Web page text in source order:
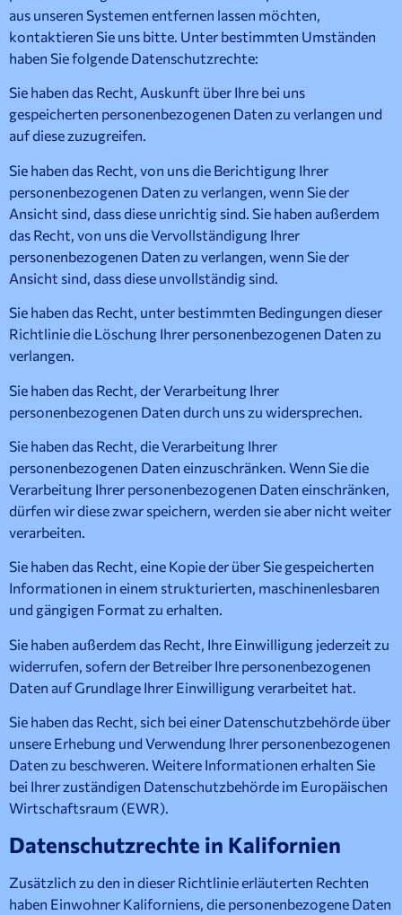
aus unseren Systemen entfernen lassen möchten,
kontaktieren Sie uns bitte. Unter bestimmten Umständen
haben Sie folgende Datenschutzrechte:
Sie haben das Recht, Auskunft über Ihre bei uns
gespeicherten personenbezogenen Daten zu verlangen und
auf diese zuzugreifen.
Sie haben das Recht, von uns die Berichtigung Ihrer
personenbezogenen Daten zu verlangen, wenn Sie der
Ansicht sind, dass diese unrichtig sind. Sie haben außerdem
das Recht, von uns die Vervollständigung Ihrer
personenbezogenen Daten zu verlangen, wenn Sie der
Ansicht sind, dass diese unvollständig sind.
Sie haben das Recht, unter bestimmten Bedingungen dieser
Richtlinie die Löschung Ihrer personenbezogenen Daten zu
verlangen.
Sie haben das Recht, der Verarbeitung Ihrer
personenbezogenen Daten durch uns zu widersprechen.
Sie haben das Recht, die Verarbeitung Ihrer
personenbezogenen Daten einzuschränken. Wenn Sie die
Verarbeitung Ihrer personenbezogenen Daten einschränken,
dürfen wir diese zwar speichern, werden sie aber nicht weiter
verarbeiten.
Sie haben das Recht, eine Kopie der über Sie gespeicherten
Informationen in einem strukturierten, maschinenlesbaren
und gängigen Format zu erhalten.
Sie haben außerdem das Recht, Ihre Einwilligung jederzeit zu
widerrufen, sofern der Betreiber Ihre personenbezogenen
Daten auf Grundlage Ihrer Einwilligung verarbeitet hat.
Sie haben das Recht, sich bei einer Datenschutzbehörde über
unsere Erhebung und Verwendung Ihrer personenbezogenen
Daten zu beschweren. Weitere Informationen erhalten Sie
bei Ihrer zuständigen Datenschutzbehörde im Europäischen
Wirtschaftsraum (EWR).
Datenschutzrechte in Kalifornien
Zusätzlich zu den in dieser Richtlinie erläuterten Rechten
haben Einwohner Kaliforniens, die personenbezogene Daten